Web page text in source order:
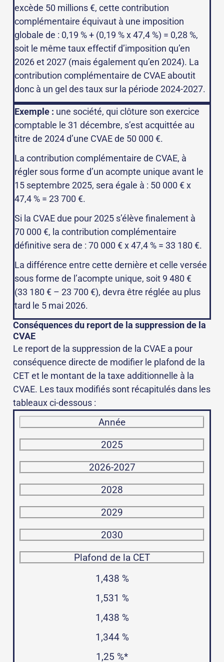
excède 50 millions €, cette contribution
complémentaire équivaut à une imposition
globale de : 0,19 % + (0,19 % x 47,4 %) = 0,28 %,
soit le même taux effectif d’imposition qu’en
2026 et 2027 (mais également qu’en 2024). La
contribution complémentaire de CVAE aboutit
donc à un gel des taux sur la période 2024-2027.
Exemple : une société, qui clôture son exercice
comptable le 31 décembre, s’est acquittée au
titre de 2024 d’une CVAE de 50 000 €.
La contribution complémentaire de CVAE, à
régler sous forme d’un acompte unique avant le
15 septembre 2025, sera égale à : 50 000 € x
47,4 % = 23 700 €.
Si la CVAE due pour 2025 s’élève finalement à
70 000 €, la contribution complémentaire
définitive sera de : 70 000 € x 47,4 % = 33 180 €.
La différence entre cette dernière et celle versée
sous forme de l’acompte unique, soit 9 480 €
(33 180 € – 23 700 €), devra être réglée au plus
tard le 5 mai 2026.
Conséquences du report de la suppression de la
CVAE
Le report de la suppression de la CVAE a pour
conséquence directe de modifier le plafond de la
CET et le montant de la taxe additionnelle à la
CVAE. Les taux modifiés sont récapitulés dans les
tableaux ci-dessous :
Année
2025
2026-2027
2028
2029
2030
Plafond de la CET
1,438 %
1,531 %
1,438 %
1,344 %
1,25 %*